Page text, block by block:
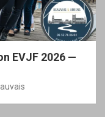
EVJF 2026 —